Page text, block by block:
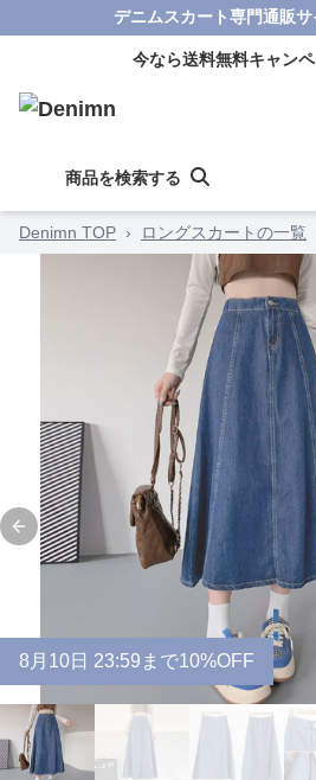
デニムスカート専門通販
今なら送料無料キャン
商品を検索する
Denimn TOP › ロングスカートの一覧
Previous slide
8 月 10日 23:59まで10%OFF